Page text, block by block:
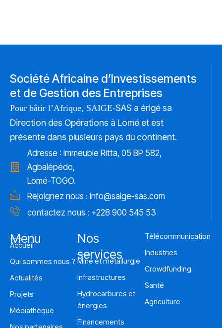
Société Africaine d’Investissements
et de Gestion des Entreprises
Pour bâtir l’Afrique, SAIGE-SAS a érigé sa
Direction des Opérations à Lomé et est
présente dans plusieurs pays du continent.
Adresse : Immeuble Ritta, 05 BP 582,
Agbalépédo,
Lomé-TOGO.
Rejoignez nous : info@saige-sas.com
contactez nous : +228 900 545 53
Menu
Accueil
Qui sommes nous ?
Actualités
Projets
Médiathèque
Nos
services
Mine et métallurgie
Infrastructures
Hydrocarbures et
énergies
Financements
Télécommunication
Industries
Crowdfunding
Santé
Agriculture